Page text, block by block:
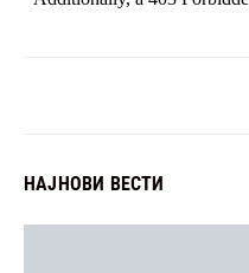
НАЈНОВИ ВЕСТИ